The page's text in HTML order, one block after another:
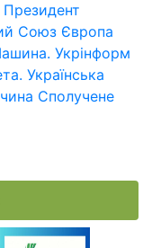
Президент
Союз Європа
Укрінформ
Українська
Сполучене